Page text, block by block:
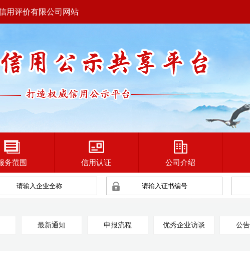
用评价有限公司网站
务范围 信用认证 公司介绍
最新通知 申报流程 优秀企业访谈 公